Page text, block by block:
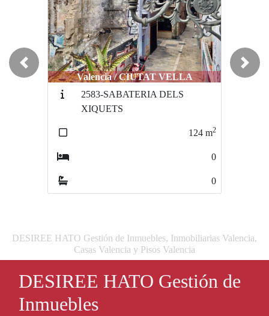
Valencia / CIUTAT VELLA
2583-SABATERIA DELS
Godella / GODELLA
3022-GODELLA
Previous Next
DESIREE HATO Gestión de Inmuebles, Inmobiliarias Valencia,
Casas Valencia y Pisos Valencia
DESIREE HATO Gestión de
Inmuebles